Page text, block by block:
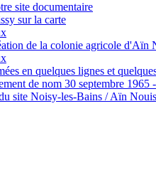
site documentaire
sur la carte
de la colonie agricole d'Aïn
en quelques lignes et
de nom 30 septembre 1965
site Noisy-les-Bains / Aïn